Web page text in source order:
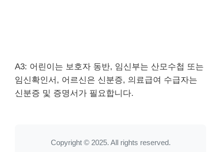
A3: 어린이는 보호자 동반, 임신부는 산모수첩 또는
임신확인서, 어르신은 신분증, 의료급여 수급자는
신분증 및 증명서가 필요합니다.
Copyright © 2025. All rights reserved.